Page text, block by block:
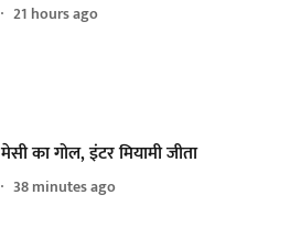
21 hours ago
मेसी का गोल, इंटर मियामी जीता
38 minutes ago